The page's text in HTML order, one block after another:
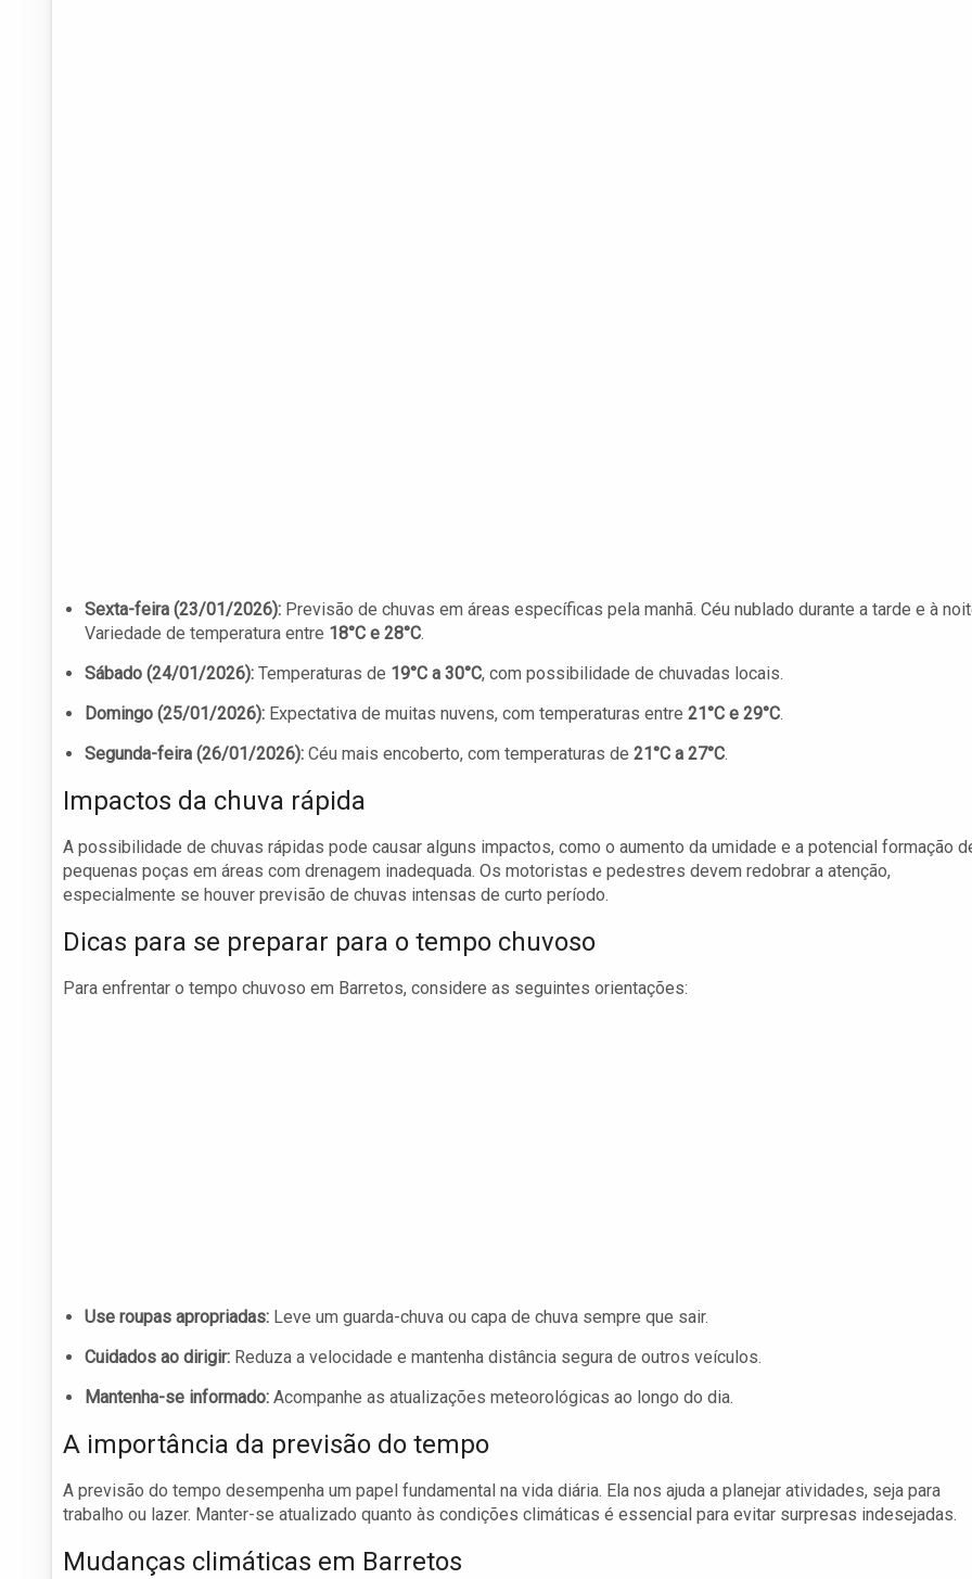
Sexta-feira (23/01/2026): Previsão de chuvas em áreas específicas pela manhã. Céu nublado durante a tarde e à
Variedade de temperatura entre 18°C e 28°C.
Sábado (24/01/2026): Temperaturas de 19°C a 30°C, com possibilidade de chuvadas locais.
Domingo (25/01/2026): Expectativa de muitas nuvens, com temperaturas entre 21°C e 29°C.
Segunda-feira (26/01/2026): Céu mais encoberto, com temperaturas de 21°C a 27°C.
Impactos da chuva rápida
A possibilidade de chuvas rápidas pode causar alguns impactos, como o aumento da umidade e a potencial formação
pequenas poças em áreas com drenagem inadequada. Os motoristas e pedestres devem redobrar a atenção,
especialmente se houver previsão de chuvas intensas de curto período.
Dicas para se preparar para o tempo chuvoso
Para enfrentar o tempo chuvoso em Barretos, considere as seguintes orientações:
Use roupas apropriadas: Leve um guarda-chuva ou capa de chuva sempre que sair.
Cuidados ao dirigir: Reduza a velocidade e mantenha distância segura de outros veículos.
Mantenha-se informado: Acompanhe as atualizações meteorológicas ao longo do dia.
A importância da previsão do tempo
A previsão do tempo desempenha um papel fundamental na vida diária. Ela nos ajuda a planejar atividades, seja para
trabalho ou lazer. Manter-se atualizado quanto às condições climáticas é essencial para evitar surpresas indesejadas.
Mudanças climáticas em Barretos